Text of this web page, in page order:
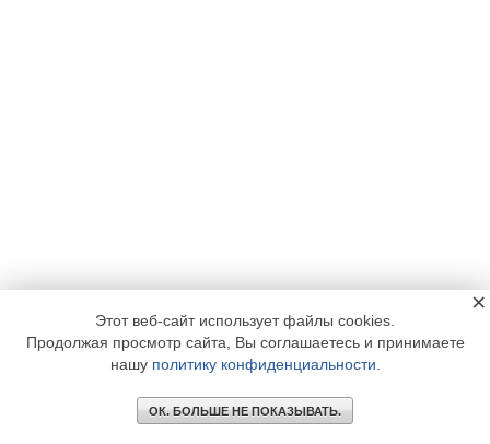
Этот веб-сайт использует файлы cookies.
Продолжая просмотр сайта, Вы соглашаетесь и принимаете
нашу политику конфиденциальности
ОК. БОЛЬШЕ НЕ ПОКАЗЫВАТЬ.
×